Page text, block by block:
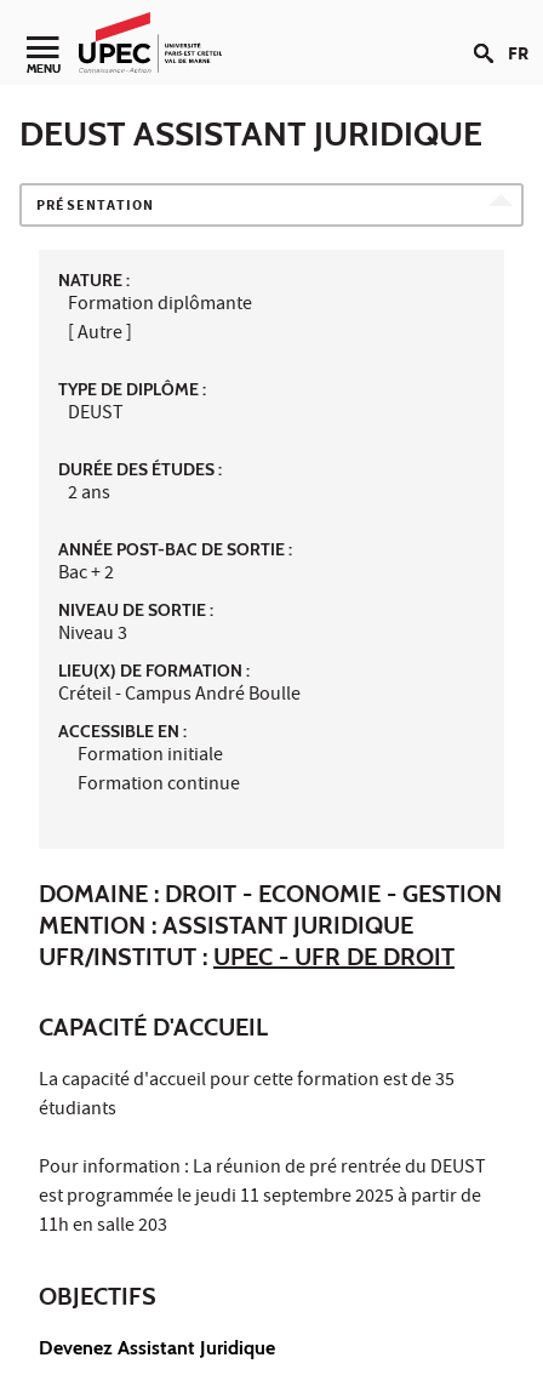
Aller au contenu
Navigation secondaire
MENU FR
DEUST ASSISTANT JURIDIQUE
PRÉSENTATION
NATURE :
Formation diplômante
[ Autre ]
TYPE DE DIPLÔME :
DEUST
DURÉE DES ÉTUDES :
2 ans
ANNÉE POST-BAC DE SORTIE :
Bac + 2
NIVEAU DE SORTIE :
Niveau 3
LIEU(X) DE FORMATION :
Créteil - Campus André Boulle
ACCESSIBLE EN :
Formation initiale
Formation continue
DOMAINE : DROIT - ECONOMIE - GESTION
MENTION : ASSISTANT JURIDIQUE
UFR/INSTITUT : UPEC - UFR DE DROIT
CAPACITÉ D'ACCUEIL
La capacité d'accueil pour cette formation est de 35
étudiants
Pour information : La réunion de pré rentrée du DEUST
est programmée le jeudi 11 septembre 2025 à partir de
11h en salle 203
OBJECTIFS
Devenez Assistant Juridique